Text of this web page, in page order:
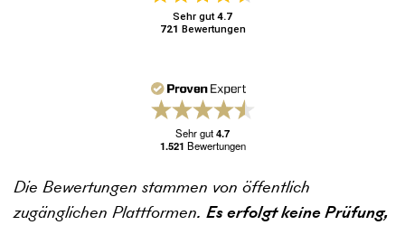
Sehr gut4.7
721 Bewertungen
Sehr gut4.7
1.521 Bewertungen
Die Bewertungen stammen von öffentlich
zugänglichen Plattformen. Es erfolgt keine Prüfung,